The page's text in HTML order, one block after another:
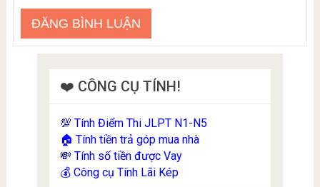
❤️ CÔNG CỤ TÍNH!
💯 Tính Điểm Thi JLPT N1-N5
🏠 Tính tiền trả góp mua nhà
💸 Tính số tiền được Vay
💰 Công cụ Tính Lãi Kép